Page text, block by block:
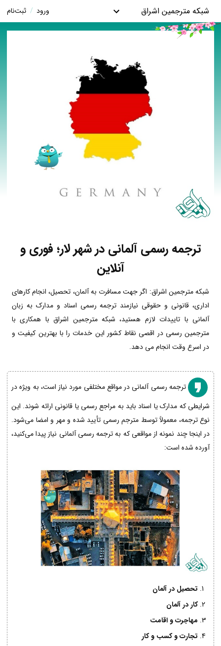
شبکه مترجمین اشراق ورود / ثبت‌نام
ترجمه رسمی آلمانی در شهر لار؛ فوری و
آنلاین
شبکه مترجمین اشراق: اگر جهت مسافرت به آلمان، تحصیل، انجام کارهای
اداری، قانونی و حقوقی نیازمند ترجمه رسمی اسناد و مدارک به زبان
آلمانی با تاییدات لازم هستید، شبکه مترجمین اشراق با همکاری با
مترجمین رسمی در اقصی نقاط کشور این خدمات را با بهترین کیفیت و
در اسرع وقت انجام می دهد.
ترجمه رسمی آلمانی در مواقع مختلفی مورد نیاز است، به ویژه در
شرایطی که مدارک یا اسناد باید به مراجع رسمی یا قانونی ارائه شوند. این
نوع ترجمه، معمولاً توسط مترجم رسمی تأیید شده و مهر و امضا می‌شود.
در اینجا چند نمونه از مواقعی که به ترجمه رسمی آلمانی نیاز پیدا می‌کنید،
آورده شده است:
تحصیل در آلمان
کار در آلمان
مهاجرت و اقامت
تجارت و کسب و کار